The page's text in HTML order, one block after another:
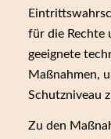
für die Rechte
geeignete
Maßnahmen,
Schutzniveau
Zu den